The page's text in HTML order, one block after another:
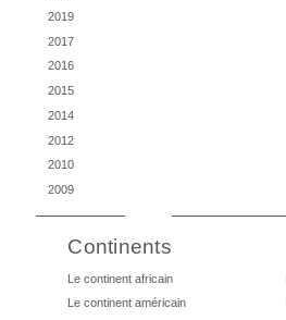
2019
2017
2016
2015
2014
2012
2010
2009
Continents
Le continent africain
Le continent américain